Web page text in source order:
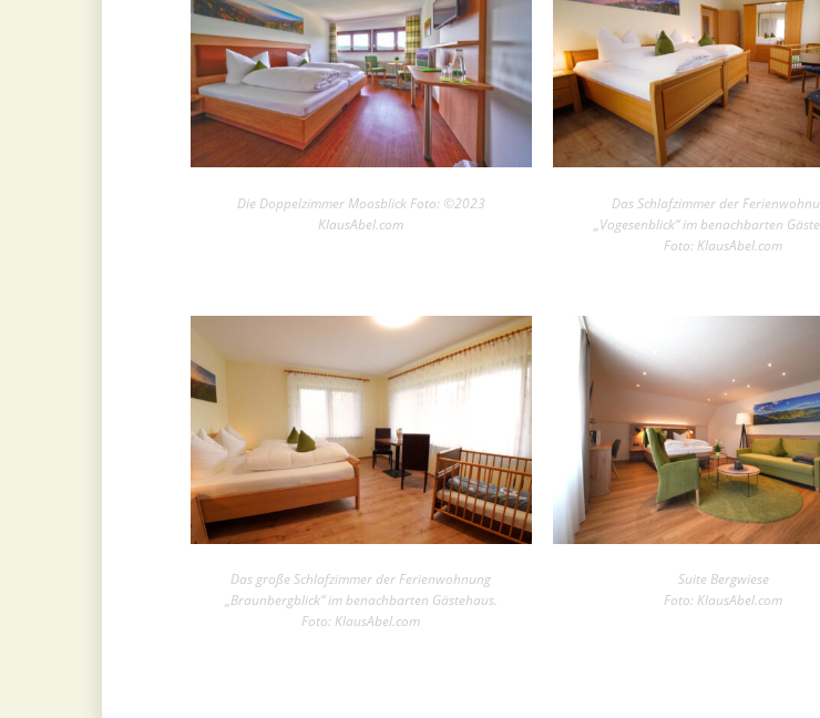
Die Doppelzimmer Moosblick Foto: ©2023
KlausAbel.com
Das Schlafzimmer der
„Vogesenblick“ im benachbarten
Foto: KlausAbel.com
Das große Schlafzimmer der Ferienwohnung
„Braunbergblick“ im benachbarten Gästehaus.
Foto: KlausAbel.com
Suite Bergwiese
Foto: KlausAbel.com